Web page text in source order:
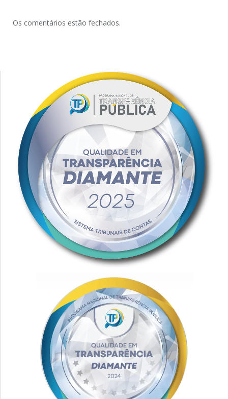
Os comentários estão fechados.